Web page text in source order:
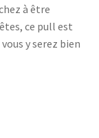
à être
ce pull est
y serez bien